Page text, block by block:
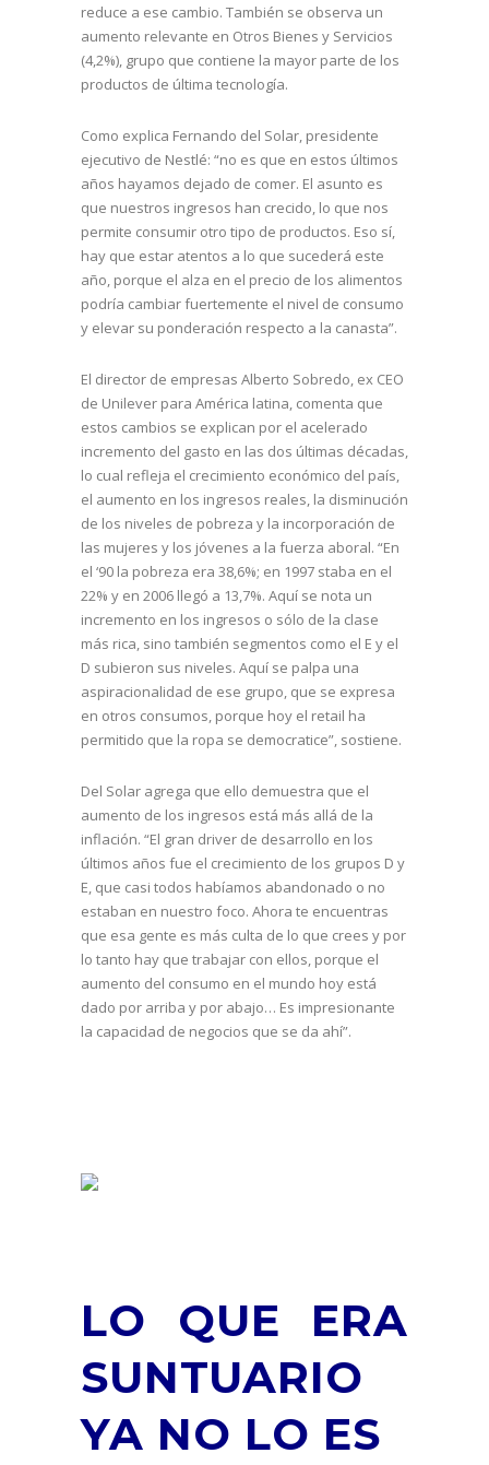
reduce a ese cambio. También se observa un
aumento relevante en Otros Bienes y Servicios
(4,2%), grupo que contiene la mayor parte de los
productos de última tecnología.
Como explica Fernando del Solar, presidente
ejecutivo de Nestlé: “no es que en estos últimos
años hayamos dejado de comer. El asunto es
que nuestros ingresos han crecido, lo que nos
permite consumir otro tipo de productos. Eso sí,
hay que estar atentos a lo que sucederá este
año, porque el alza en el precio de los alimentos
podría cambiar fuertemente el nivel de consumo
y elevar su ponderación respecto a la canasta”.
El director de empresas Alberto Sobredo, ex CEO
de Unilever para América latina, comenta que
estos cambios se explican por el acelerado
incremento del gasto en las dos últimas décadas,
lo cual refleja el crecimiento económico del país,
el aumento en los ingresos reales, la disminución
de los niveles de pobreza y la incorporación de
las mujeres y los jóvenes a la fuerza aboral. “En
el ‘90 la pobreza era 38,6%; en 1997 staba en el
22% y en 2006 llegó a 13,7%. Aquí se nota un
incremento en los ingresos o sólo de la clase
más rica, sino también segmentos como el E y el
D subieron sus niveles. Aquí se palpa una
aspiracionalidad de ese grupo, que se expresa
en otros consumos, porque hoy el retail ha
permitido que la ropa se democratice”, sostiene.
Del Solar agrega que ello demuestra que el
aumento de los ingresos está más allá de la
inflación. “El gran driver de desarrollo en los
últimos años fue el crecimiento de los grupos D y
E, que casi todos habíamos abandonado o no
estaban en nuestro foco. Ahora te encuentras
que esa gente es más culta de lo que crees y por
lo tanto hay que trabajar con ellos, porque el
aumento del consumo en el mundo hoy está
dado por arriba y por abajo… Es impresionante
la capacidad de negocios que se da ahí”.
LO QUE ERA
SUNTUARIO
YA NO LO ES